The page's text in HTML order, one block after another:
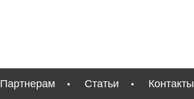
Партнерам Статьи Контакты